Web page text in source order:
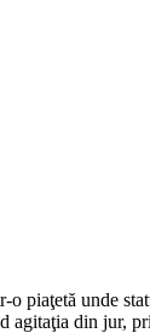
piaţetă unde
agitaţia din jur,